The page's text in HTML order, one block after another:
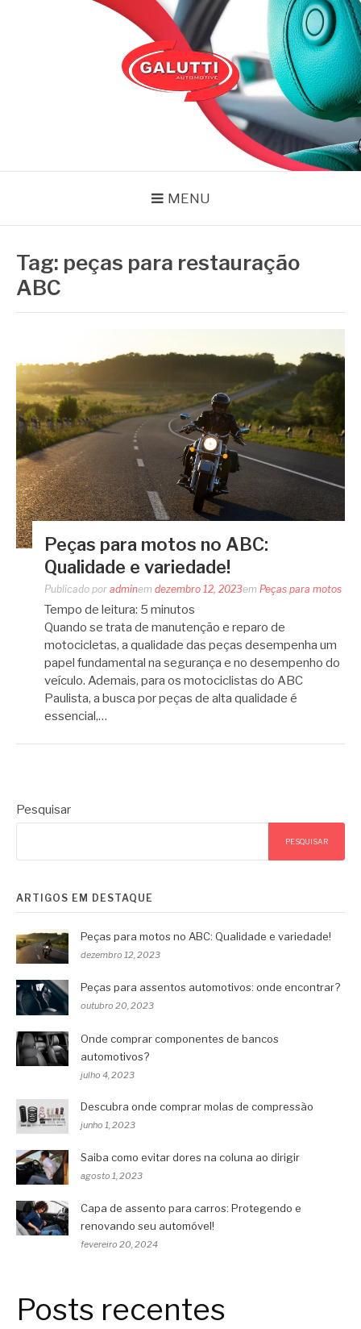
MENU
Tag: peças para restauração
ABC
Peças para motos no ABC:
Qualidade e variedade!
Publicado por adminem dezembro 12, 2023em Peças para motos
Tempo de leitura: 5 minutos
Quando se trata de manutenção e reparo de
motocicletas, a qualidade das peças desempenha um
papel fundamental na segurança e no desempenho do
veículo. Ademais, para os motociclistas do ABC
Paulista, a busca por peças de alta qualidade é
essencial,…
Pesquisar
PESQUISAR
ARTIGOS EM DESTAQUE
Peças para motos no ABC: Qualidade e variedade!
dezembro 12, 2023
Peças para assentos automotivos: onde encontrar?
outubro 20, 2023
Onde comprar componentes de bancos
automotivos?
julho 4, 2023
Descubra onde comprar molas de compressão
junho 1, 2023
Saiba como evitar dores na coluna ao dirigir
agosto 1, 2023
Capa de assento para carros: Protegendo e
renovando seu automóvel!
fevereiro 20, 2024
Posts recentes